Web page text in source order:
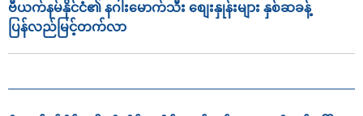
ဗီယက်နမ်နိုင်ငံ၏ နဂါးမောက်သီး စျေးနှုန်းများ နှစ်ဆခန့်
ပြန်လည်မြင့်တက်လာ